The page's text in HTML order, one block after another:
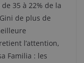
35 à 22% de la
de plus de
l’attention,
Familia : les